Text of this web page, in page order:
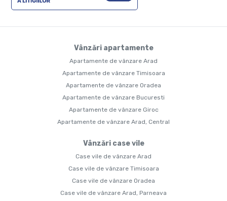
Vânzări apartamente
Apartamente de vânzare Arad
Apartamente de vânzare Timisoara
Apartamente de vânzare Oradea
Apartamente de vânzare Bucuresti
Apartamente de vânzare Giroc
Apartamente de vânzare Arad, Central
Vânzări case vile
Case vile de vânzare Arad
Case vile de vânzare Timisoara
Case vile de vânzare Oradea
Case vile de vânzare Arad, Parneava